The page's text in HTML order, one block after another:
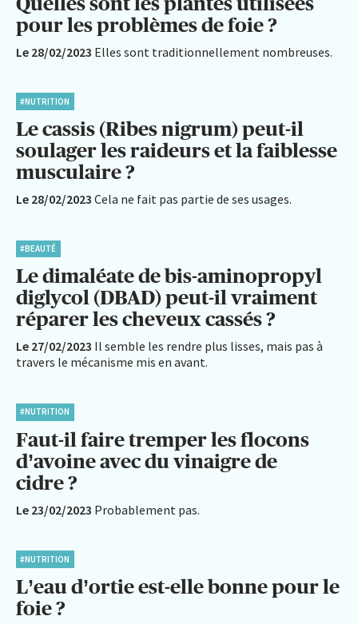
pour les problèmes de foie ?
Le 28/02/2023 Elles sont traditionnellement nombreuses.
#NUTRITION
Le cassis (Ribes nigrum) peut-il
soulager les raideurs et la faiblesse
musculaire ?
Le 28/02/2023 Cela ne fait pas partie de ses usages.
#BEAUTÉ
Le dimaléate de bis-aminopropyl
diglycol (DBAD) peut-il vraiment
réparer les cheveux cassés ?
Le 27/02/2023 Il semble les rendre plus lisses, mais pas à
travers le mécanisme mis en avant.
#NUTRITION
Faut-il faire tremper les flocons
d’avoine avec du vinaigre de
cidre ?
Le 23/02/2023 Probablement pas.
#NUTRITION
L’eau d’ortie est-elle bonne pour le
foie ?